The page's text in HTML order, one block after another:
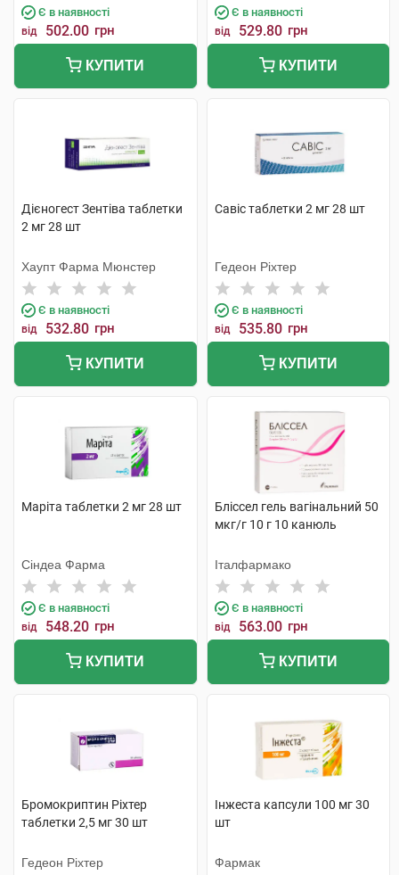
Є в наявності
від 502.00 грн
КУПИТИ
Є в наявності
від 529.80 грн
КУПИТИ
Дієногест Зентіва таблетки
2 мг 28 шт
Хаупт Фарма Мюнстер
Є в наявності
від 532.80 грн
КУПИТИ
Савіс таблетки 2 мг 28 шт
Гедеон Ріхтер
Є в наявності
від 535.80 грн
КУПИТИ
Маріта таблетки 2 мг 28 шт
Сіндеа Фарма
Є в наявності
від 548.20 грн
КУПИТИ
Бліссел гель вагінальний 50
мкг/г 10 г 10 канюль
Італфармако
Є в наявності
від 563.00 грн
КУПИТИ
Бромокриптин Ріхтер
таблетки 2,5 мг 30 шт
Гедеон Ріхтер
Інжеста капсули 100 мг 30
шт
Фармак